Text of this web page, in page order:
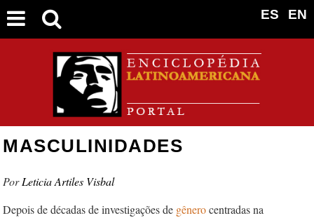
EN
ES
MASCULINIDADES
Leticia Artiles Visbal
Depois de décadas de investigações de gênerocentradas na